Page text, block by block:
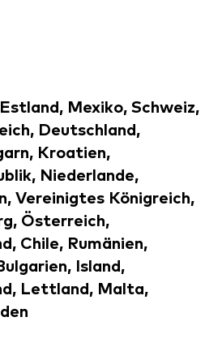
Mexiko, Schweiz,
Deutschland,
Kroatien,
Niederlande,
Vereinigtes Königreich,
Österreich,
Chile, Rumänien,
Island,
Lettland, Malta,